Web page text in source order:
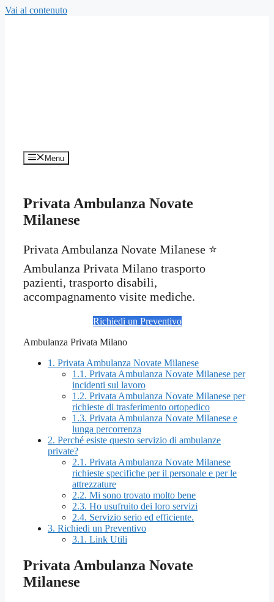
Vai al contenuto
Menu
Privata Ambulanza Novate
Milanese
Privata Ambulanza Novate Milanese ⭐
Ambulanza Privata Milano trasporto
pazienti, trasporto disabili,
accompagnamento visite mediche.
Richiedi un Preventivo
Ambulanza Privata Milano
1. Privata Ambulanza Novate Milanese
1.1. Privata Ambulanza Novate Milanese per
incidenti sul lavoro
1.2. Privata Ambulanza Novate Milanese per
richieste di trasferimento ortopedico
1.3. Privata Ambulanza Novate Milanese e
lunga percorrenza
2. Perché esiste questo servizio di ambulanze
private?
2.1. Privata Ambulanza Novate Milanese
richieste specifiche per il personale e per le
attrezzature
2.2. Mi sono trovato molto bene
2.3. Ho usufruito dei loro servizi
2.4. Servizio serio ed efficiente.
3. Richiedi un Preventivo
3.1. Link Utili
Privata Ambulanza Novate
Milanese